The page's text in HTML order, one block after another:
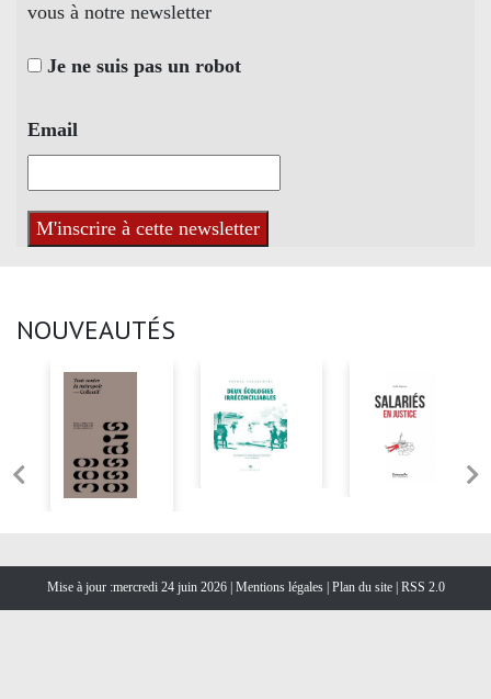
vous à notre newsletter
Je ne suis pas un robot
Email
NOUVEAUTÉS
Mise à jour :mercredi 24 juin 2026 | Mentions légales Plan du site RSS 2.0